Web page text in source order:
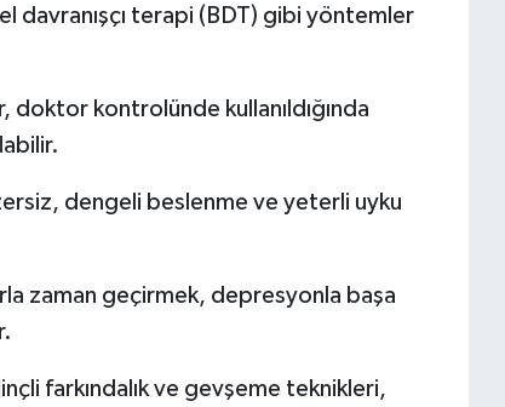
davranışçı terapi (BDT) gibi yöntemler
doktor kontrolünde kullanıldığında
dengeli beslenme ve yeterli uyku
zaman geçirmek, depresyonla başa
farkındalık ve gevşeme teknikleri,